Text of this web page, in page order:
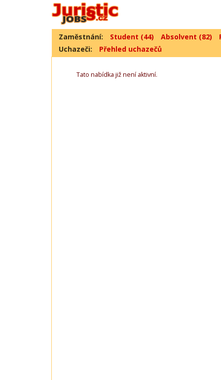
Zaměstnání: Student (44) Absolvent (82)
Uchazeči:
Přehled uchazečů
Tato nabídka již není aktivní.